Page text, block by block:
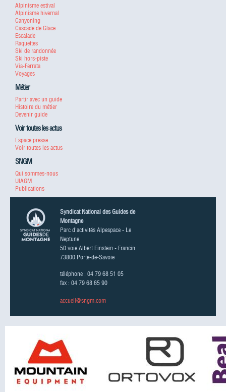
Alpinisme estival
Alpinisme hivernal
Canyoning
Cascade de Glace
Escalade
Raquettes
Ski de randonnée
Ski hors-piste
Via-Ferrata
Voyages
Métier
Partir avec un guide
Histoire du métier
Devenir guide
Voir toutes les actus
Espace presse
Voir toutes les actus
SNGM
Qui sommes-nous
UIAGM
Publications
Syndicat National des Guides de
Montagne
Parc d'activités Alpespace - Le
Neptune
50 voie Albert Einstein - Francin
73800 Porte-de-Savoie
téléphone : 04 79 68 51 05
fax : 04 79 68 65 90
accueil@sngm.com